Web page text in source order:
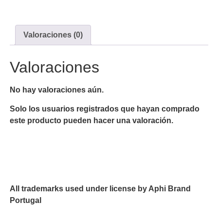
Valoraciones (0)
Valoraciones
No hay valoraciones aún.
Solo los usuarios registrados que hayan comprado
este producto pueden hacer una valoración.
All trademarks used under license by Aphi Brand
Portugal